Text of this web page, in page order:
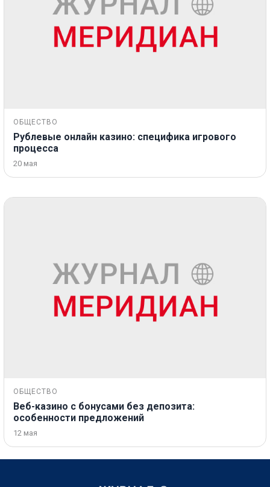
ОБЩЕСТВО
Рублевые онлайн казино: специфика игрового
процесса
20 мая
ОБЩЕСТВО
Веб-казино с бонусами без депозита:
особенности предложений
12 мая